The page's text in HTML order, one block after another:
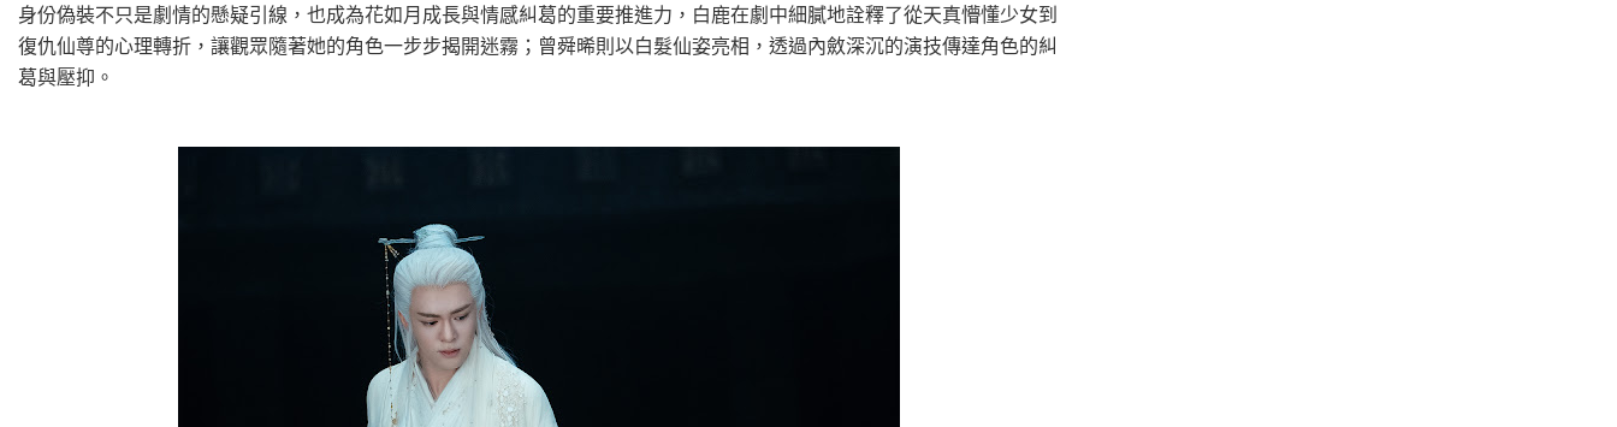
身份偽裝不只是劇情的懸疑引線，也成為花如月成長與情感糾葛的重要推進力，白鹿在劇中細膩地詮釋了從天真懵懂少女到
復仇仙尊的心理轉折，讓觀眾隨著她的角色一步步揭開迷霧；曾舜晞則以白髮仙姿亮相，透過內斂深沉的演技傳達角色的糾
葛與壓抑。